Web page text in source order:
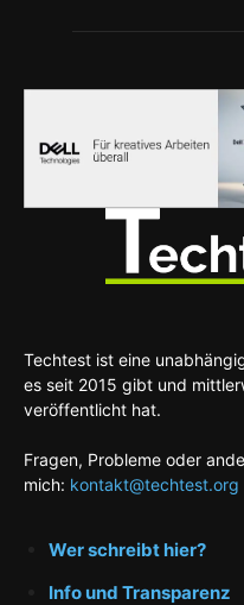
Techtest ist eine
es seit 2015 gibt und
veröffentlicht hat.
Fragen, Probleme oder
mich: kontakt@techtest.org
Wer schreibt hier?
Info und Transparenz